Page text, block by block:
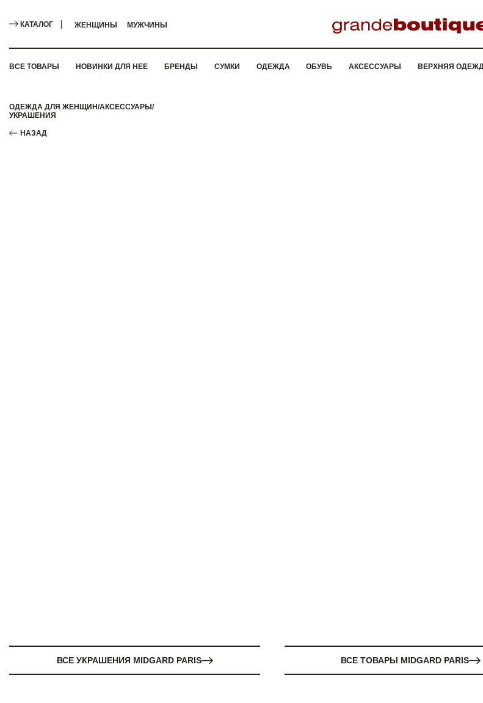
КАТАЛОГ ЖЕНЩИНЫ МУЖЧИНЫ
ВСЕ ТОВАРЫ НОВИНКИ ДЛЯ НЕЕ БРЕНДЫ СУМКИ ОДЕЖДА ОБУВЬ АКСЕССУАРЫ ВЕРХНЯЯ
ОДЕЖДА ДЛЯ ЖЕНЩИН/АКСЕССУАРЫ /
УКРАШЕНИЯ
НАЗАД
ВСЕ УКРАШЕНИЯ MIDGARD PARIS ВСЕ ТОВАРЫ MIDGARD PARIS